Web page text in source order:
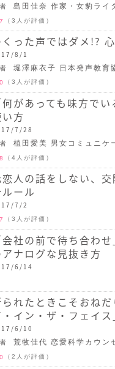
島田佳奈 作家・女豹ライ
（3人が評価）
くった声ではダメ!?
8/1
堀澤麻衣子 日本発声教
（3人が評価）
何があっても味方で
方
7/28
植田愛美 男女コミュニケ
（4人が評価）
恋人の話をしない、
ール
7/2
（3人が評価）
会社の前で待ち合わ
アナログな見抜き方
6/14
られたときこそおね
・イン・ザ・フェイス
6/10
荒牧佳代 恋愛科学カウン
（2人が評価）